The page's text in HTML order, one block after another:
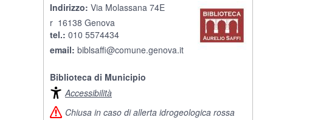
Indirizzo: Via Molassana 74E
r 16138 Genova
tel.: 010 5574434
email: biblsaffi@comune.genova.it
Biblioteca di Municipio
Accessibilità
Chiusa in caso di allerta idrogeologica rossa